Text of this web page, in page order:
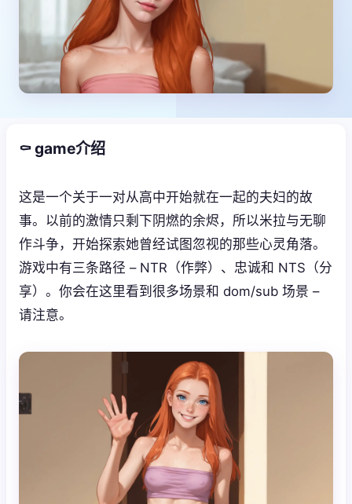
⚰️ game介绍
这是一个关于一对从高中开始就在一起的夫妇的故
事。以前的激情只剩下阴燃的余烬，所以米拉与无聊
作斗争，开始探索她曾经试图忽视的那些心灵角落。
游戏中有三条路径 – NTR（作弊）、忠诚和 NTS（分
享）。你会在这里看到很多场景和 dom/sub 场景 –
请注意。